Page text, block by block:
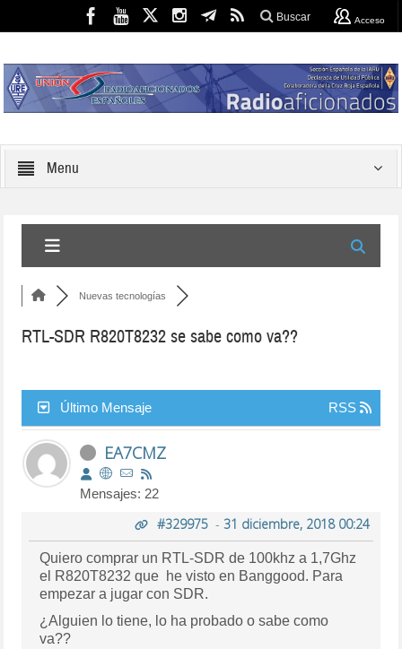
Buscar Acceso
Menu
Nuevas tecnologías
RTL-SDR R820T8232 se sabe como va??
Último Mensaje RSS
EA7CMZ
Mensajes: 22
#329975- 31 diciembre, 2018 00:24
Quiero comprar un RTL-SDR de 100khz a 1,7Ghz
el R820T8232 que he visto en Banggood. Para
empezar a jugar con SDR.
¿Alguien lo tiene, lo ha probado o sabe como
va??